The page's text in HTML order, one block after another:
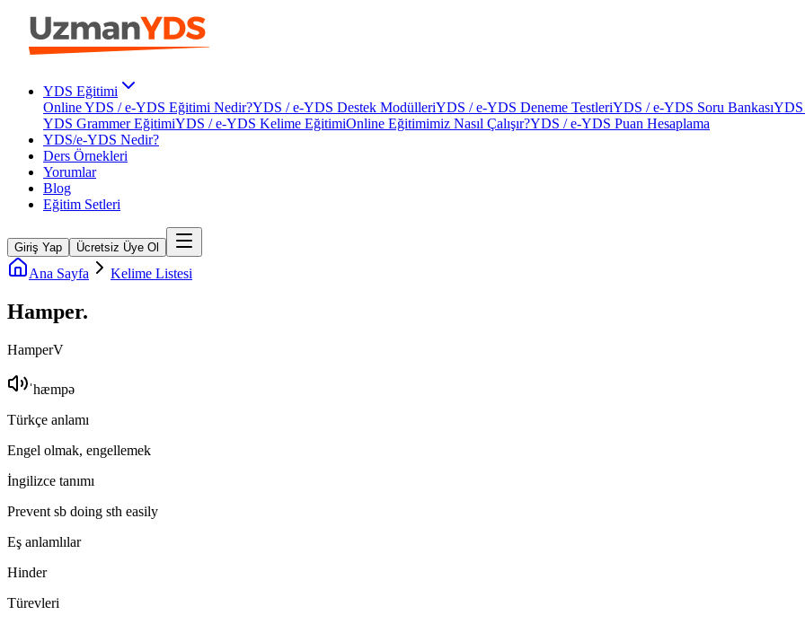
YDS Eğitimi
Online YDS / e-YDS Eğitimi Nedir?YDS / e-YDS Destek ModülleriYDS / e-YDS Deneme TestleriYDS / e-YDS Soru BankasıYDS
YDS Grammer EğitimiYDS / e-YDS Kelime EğitimiOnline Eğitimimiz Nasıl Çalışır?YDS / e-YDS Puan Hesaplama
YDS/e-YDS Nedir?
Ders Örnekleri
Yorumlar
Blog
Eğitim Setleri
Giriş Yap Ücretsiz Üye Ol
Ana Sayfa Kelime Listesi
Hamper.
HamperV
ˈhæmpə
Türkçe anlamı
Engel olmak, engellemek
İngilizce tanımı
Prevent sb doing sth easily
Eş anlamlılar
Hinder
Türevleri